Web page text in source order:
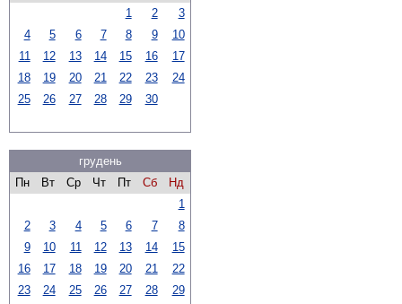
1
2
3
4
5 6 7 8 9
10
11
12 13 14 15 16
17
18
19 20 21 22 23
24
25
26 27 28 29 30
грудень
Пн
Вт Ср Чт Пт Сб
Нд
1
2
3 4 5 6 7
8
9
10 11 12 13 14
15
16
17 18 19 20 21
22
23
24 25 26 27 28
29